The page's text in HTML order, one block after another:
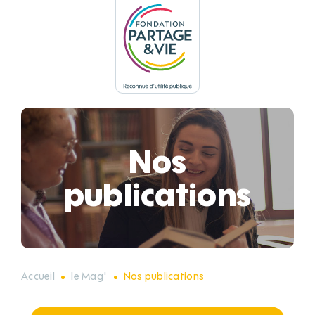
Nos
publications
Accueil le Mag' Nos publications
Panneau de gestion des cookies